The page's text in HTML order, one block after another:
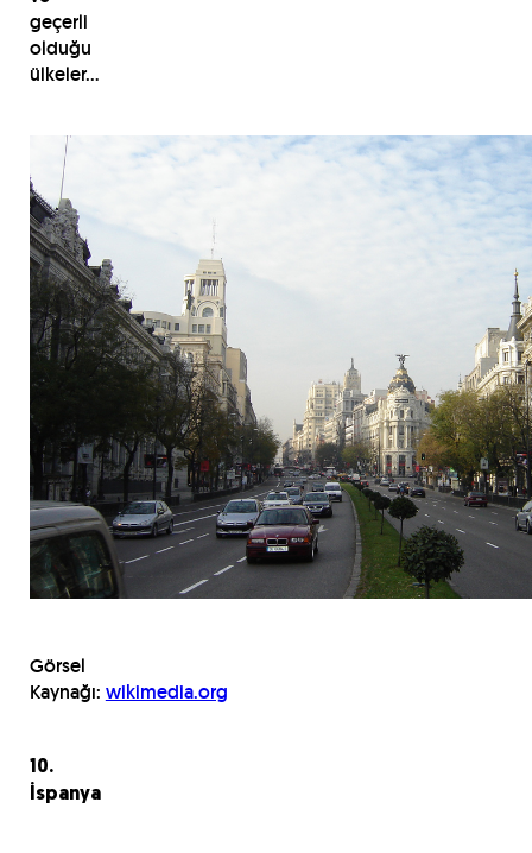
geçerli
olduğu
ülkeler…
Görsel
Kaynağı: wikimedia.org
10.
İspanya